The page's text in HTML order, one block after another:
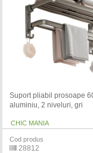
Suport pliabil prosoape
aluminiu, 2 niveluri, gri
CHIC MANIA
Cod produs
28812